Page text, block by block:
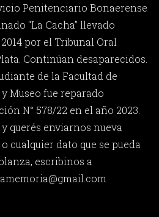
Penitenciario Bonaerense
“La Cacha” llevado
por el Tribunal Oral
Continúan desaparecidos.
de la Facultad de
Museo fue reparado
N° 578/22 en el año 2023.
querés enviarnos nueva
cualquier dato que se pueda
escribinos a